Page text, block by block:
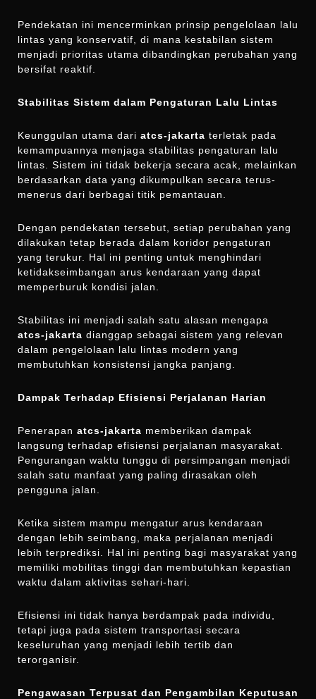
Pendekatan ini mencerminkan prinsip pengelolaan lalu
lintas yang konservatif, di mana kestabilan sistem
menjadi prioritas utama dibandingkan perubahan yang
bersifat reaktif.
Stabilitas Sistem dalam Pengaturan Lalu Lintas
Keunggulan utama dari atcs-jakarta terletak pada
kemampuannya menjaga stabilitas pengaturan lalu
lintas. Sistem ini tidak bekerja secara acak, melainkan
berdasarkan data yang dikumpulkan secara terus-
menerus dari berbagai titik pemantauan.
Dengan pendekatan tersebut, setiap perubahan yang
dilakukan tetap berada dalam koridor pengaturan
yang terukur. Hal ini penting untuk menghindari
ketidakseimbangan arus kendaraan yang dapat
memperburuk kondisi jalan.
Stabilitas ini menjadi salah satu alasan mengapa
atcs-jakarta dianggap sebagai sistem yang relevan
dalam pengelolaan lalu lintas modern yang
membutuhkan konsistensi jangka panjang.
Dampak Terhadap Efisiensi Perjalanan Harian
Penerapan atcs-jakarta memberikan dampak
langsung terhadap efisiensi perjalanan masyarakat.
Pengurangan waktu tunggu di persimpangan menjadi
salah satu manfaat yang paling dirasakan oleh
pengguna jalan.
Ketika sistem mampu mengatur arus kendaraan
dengan lebih seimbang, maka perjalanan menjadi
lebih terprediksi. Hal ini penting bagi masyarakat yang
memiliki mobilitas tinggi dan membutuhkan kepastian
waktu dalam aktivitas sehari-hari.
Efisiensi ini tidak hanya berdampak pada individu,
tetapi juga pada sistem transportasi secara
keseluruhan yang menjadi lebih tertib dan
terorganisir.
Pengawasan Terpusat dan Pengambilan Keputusan